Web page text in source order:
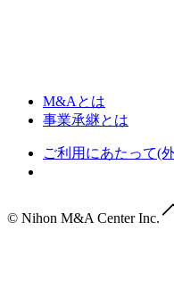
M&Aとは
事業承継とは
ご利用にあたって(
© Nihon M&A Center Inc.